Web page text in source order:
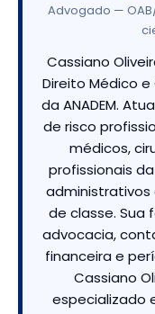
Advogado —
Cassiano
Direito Médico
da ANADEM.
de risco
médicos,
profissionais
administrativos
de classe. Sua
advocacia,
financeira e
Cassiano
especializado